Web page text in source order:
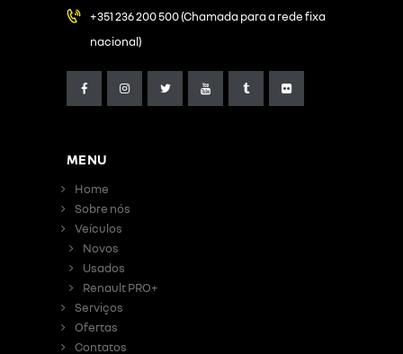
+351 236 200 500 (Chamada para a rede fixa
nacional)
MENU
Home
Sobre nós
Veículos
Novos
Usados
Renault PRO+
Serviços
Ofertas
Contatos